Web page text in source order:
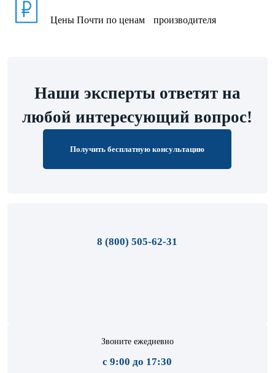
Цены Почти по ценам производителя
Наши эксперты ответят на
любой интересующий вопрос!
Получить бесплатную консультацию
8 (800) 505-62-31
Звоните ежедневно
с 9:00 до 17:30